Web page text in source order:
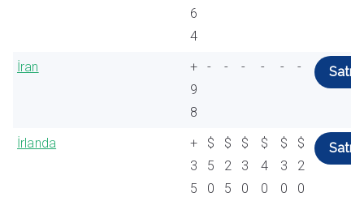
6
4
İran
+
9
8
- - - - - - Satın
İrlanda
+
3
5
$
5
0
$
2
5
$
3
0
$
4
0
$
3
0
$
2
0
Satın